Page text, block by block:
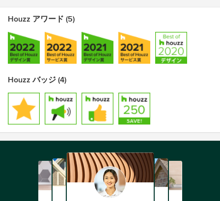
home.co.jp/
・・・リノベーション・・・
マミテラスはリノベーションで生まれ変わりました
「リノベーションとリフォームはどう違うの？」
る
例えば。。。
冬場に壁掛けエアコンで暖をとられてますか？それとも床
暖房ですか？
壁掛けエアコンで足元まで暖かいと言う家に住んでおられ
る方は性能が良い家と言ってもいいですね
そんなマミテラスは断熱性能、気密性能、耐震性能を一新
し全て数値で表します
だから、壁掛けエアコン一台で家中快適になります
Houzz アワード (5)
Houzz バッジ (4)